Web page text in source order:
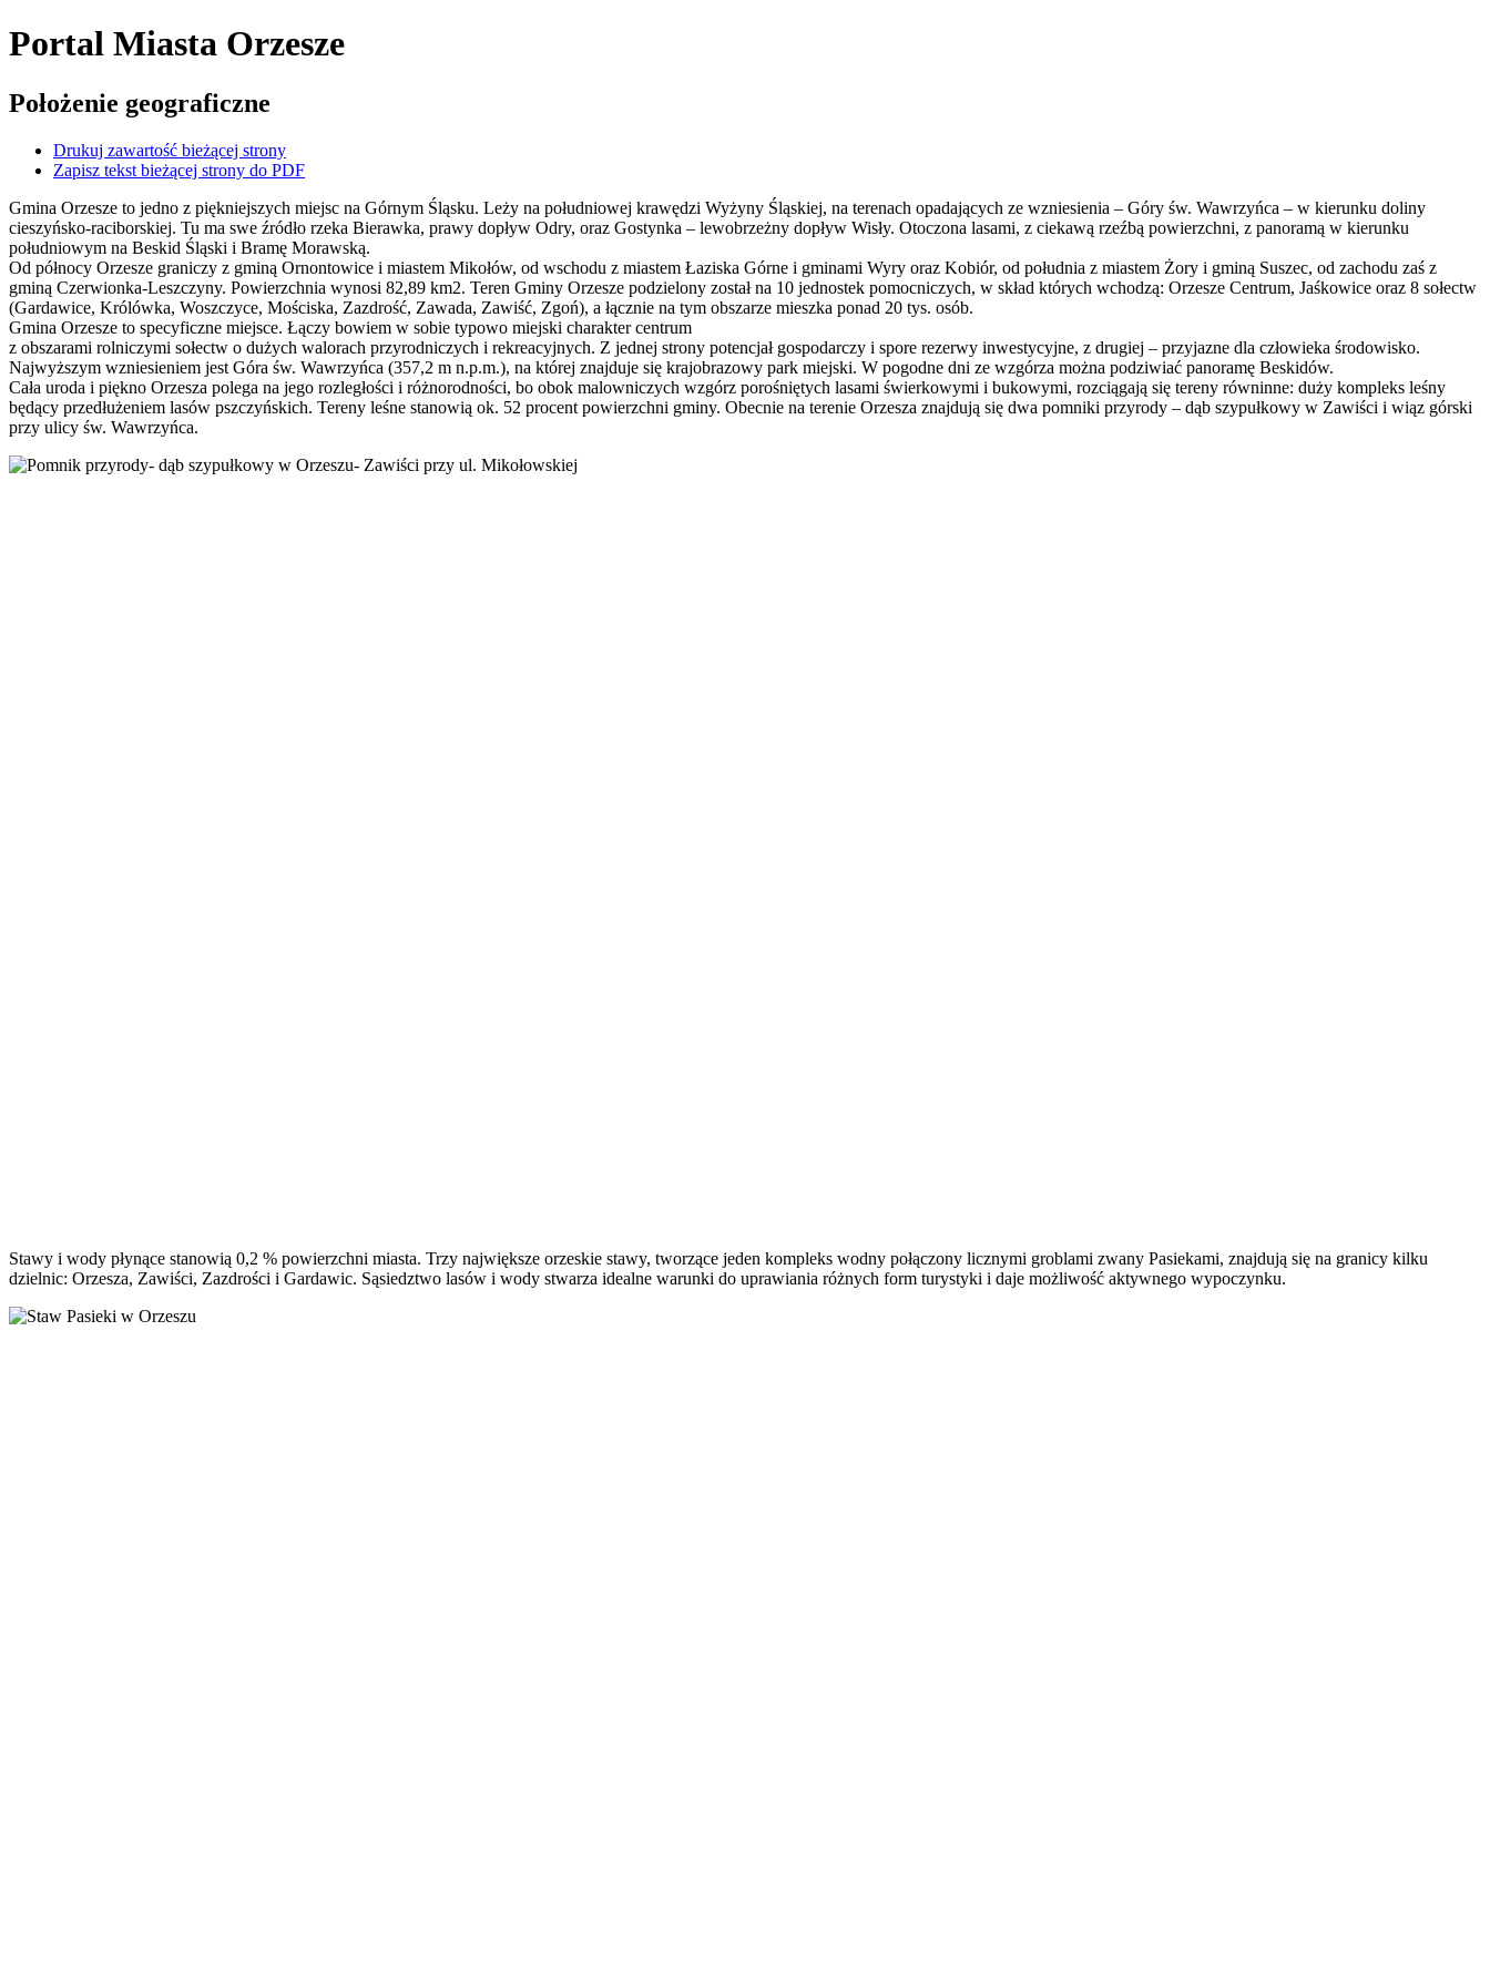
Portal Miasta Orzesze
Położenie geograficzne
Drukuj zawartość bieżącej strony
Zapisz tekst bieżącej strony do PDF
Gmina Orzesze to jedno z piękniejszych miejsc na Górnym Śląsku. Leży na południowej krawędzi Wyżyny Śląskiej, na terenach opadających ze wzniesienia – Góry św. Wawrzyńca – w kierunku doliny
cieszyńsko-raciborskiej. Tu ma swe źródło rzeka Bierawka, prawy dopływ Odry, oraz Gostynka – lewobrzeżny dopływ Wisły. Otoczona lasami, z ciekawą rzeźbą powierzchni, z panoramą w kierunku
południowym na Beskid Śląski i Bramę Morawską.
Od północy Orzesze graniczy z gminą Ornontowice i miastem Mikołów, od wschodu z miastem Łaziska Górne i gminami Wyry oraz Kobiór, od południa z miastem Żory i gminą Suszec, od zachodu zaś z
gminą Czerwionka-Leszczyny. Powierzchnia wynosi 82,89 km2. Teren Gminy Orzesze podzielony został na 10 jednostek pomocniczych, w skład których wchodzą: Orzesze Centrum, Jaśkowice oraz 8 sołectw
(Gardawice, Królówka, Woszczyce, Mościska, Zazdrość, Zawada, Zawiść, Zgoń), a łącznie na tym obszarze mieszka ponad 20 tys. osób.
Gmina Orzesze to specyficzne miejsce. Łączy bowiem w sobie typowo miejski charakter centrum
z obszarami rolniczymi sołectw o dużych walorach przyrodniczych i rekreacyjnych. Z jednej strony potencjał gospodarczy i spore rezerwy inwestycyjne, z drugiej – przyjazne dla człowieka środowisko.
Najwyższym wzniesieniem jest Góra św. Wawrzyńca (357,2 m n.p.m.), na której znajduje się krajobrazowy park miejski. W pogodne dni ze wzgórza można podziwiać panoramę Beskidów.
Cała uroda i piękno Orzesza polega na jego rozległości i różnorodności, bo obok malowniczych wzgórz porośniętych lasami świerkowymi i bukowymi, rozciągają się tereny równinne: duży kompleks leśny
będący przedłużeniem lasów pszczyńskich. Tereny leśne stanowią ok. 52 procent powierzchni gminy. Obecnie na terenie Orzesza znajdują się dwa pomniki przyrody – dąb szypułkowy w Zawiści i wiąz górski
przy ulicy św. Wawrzyńca.
Stawy i wody płynące stanowią 0,2 % powierzchni miasta. Trzy największe orzeskie stawy, tworzące jeden kompleks wodny połączony licznymi groblami zwany Pasiekami, znajdują się na granicy kilku
dzielnic: Orzesza, Zawiści, Zazdrości i Gardawic. Sąsiedztwo lasów i wody stwarza idealne warunki do uprawiania różnych form turystyki i daje możliwość aktywnego wypoczynku.